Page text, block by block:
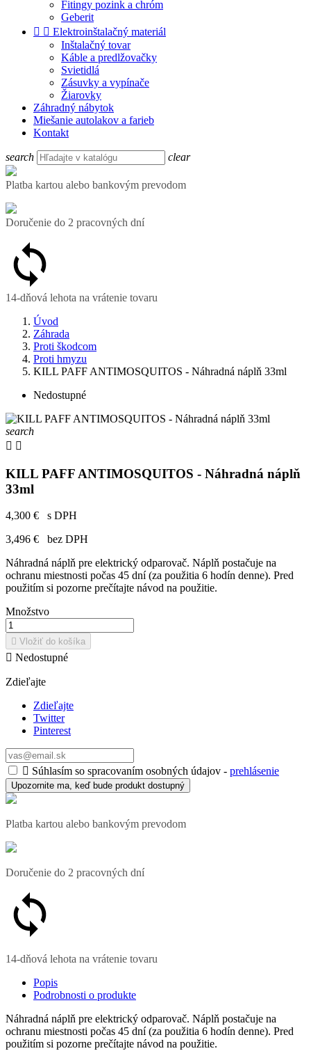
Fitingy pozink a chróm
Geberit
  Elektroinštalačný materiál
Inštalačný tovar
Káble a predlžovačky
Svietidlá
Zásuvky a vypínače
Žiarovky
Záhradný nábytok
Miešanie autolakov a farieb
Kontakt
search clear
Platba kartou alebo bankovým prevodom
Doručenie do 2 pracovných dní
14-dňová lehota na vrátenie tovaru
Úvod
Záhrada
Proti škodcom
Proti hmyzu
KILL PAFF ANTIMOSQUITOS - Náhradná náplň 33ml
Nedostupné
search
 
KILL PAFF ANTIMOSQUITOS - Náhradná náplň
33ml
4,300 €
s DPH
3,496 €
bez DPH
Náhradná náplň pre elektrický odparovač. Náplň postačuje na
ochranu miestnosti počas 45 dní (za použitia 6 hodín denne). Pred
použitím si pozorne prečítajte návod na použitie.
Množstvo
 Vložiť do košíka
 Nedostupné
Zdieľajte
Zdieľajte
Twitter
Pinterest
 Súhlasím so spracovaním osobných údajov - prehlásenie
Upozornite ma, keď bude produkt dostupný
Platba kartou alebo bankovým prevodom
Doručenie do 2 pracovných dní
14-dňová lehota na vrátenie tovaru
Popis
Podrobnosti o produkte
Náhradná náplň pre elektrický odparovač. Náplň postačuje na
ochranu miestnosti počas 45 dní (za použitia 6 hodín denne). Pred
použitím si pozorne prečítajte návod na použitie.